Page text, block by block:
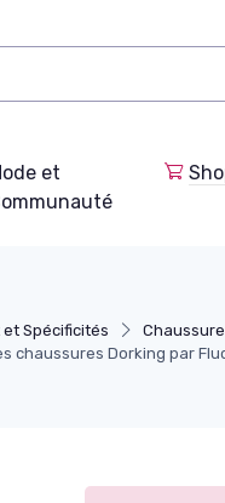
et
Spécificités
chaussures Dorking par